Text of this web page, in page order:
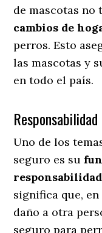
de mascotas no
cambios de
perros. Esto
las mascotas y
en todo el país.
Uno de los
seguro es su
significa que,
daño a otra
seguro para